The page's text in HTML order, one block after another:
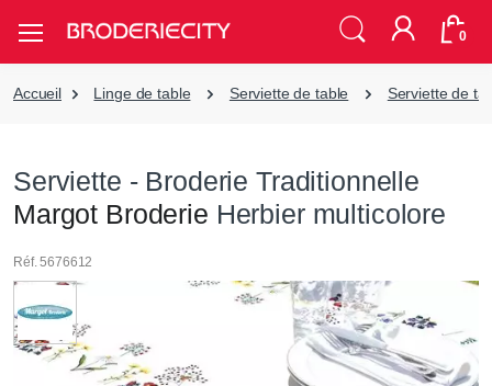
0
Accueil Linge de table Serviette de table Serviette de
Serviette - Broderie Traditionnelle
Margot Broderie Herbier multicolore
Réf. 5676612